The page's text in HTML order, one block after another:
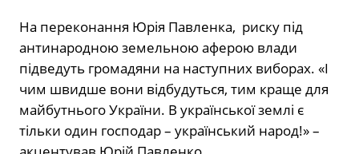
На переконання Юрія Павленка, риску під
антинародною земельною аферою влади
підведуть громадяни на наступних виборах. «І
чим швидше вони відбудуться, тим краще для
майбутнього України. В української землі є
тільки один господар – український народ!» –